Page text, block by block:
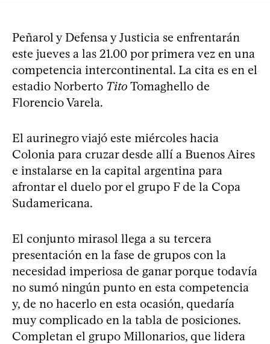
Peñarol y Defensa y Justicia se enfrentarán
este jueves a las 21.00 por primera vez en una
competencia intercontinental. La cita es en el
estadio Norberto Tito Tomaghello de
Florencio Varela.
El aurinegro viajó este miércoles hacia
Colonia para cruzar desde allí a Buenos Aires
e instalarse en la capital argentina para
afrontar el duelo por el grupo F de la Copa
Sudamericana.
El conjunto mirasol llega a su tercera
presentación en la fase de grupos con la
necesidad imperiosa de ganar porque todavía
no sumó ningún punto en esta competencia
y, de no hacerlo en esta ocasión, quedaría
muy complicado en la tabla de posiciones.
Completan el grupo Millonarios, que lidera